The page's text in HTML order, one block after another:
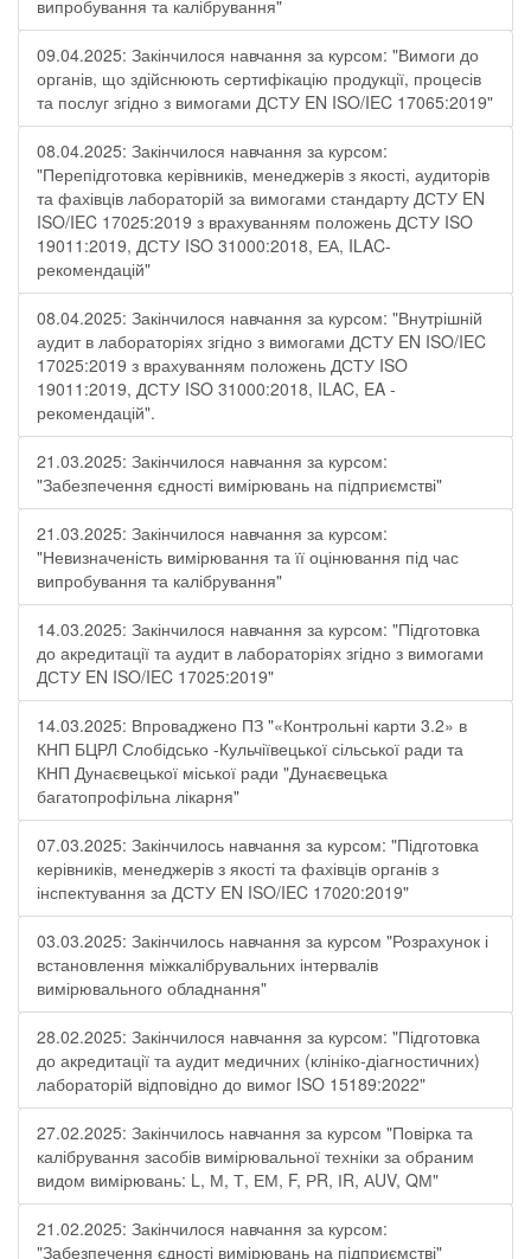
випробування та калібрування"
09.04.2025: Закінчилося навчання за курсом: "Вимоги до
органів, що здійснюють сертифікацію продукції, процесів
та послуг згідно з вимогами ДСТУ EN ISO/IEC 17065:2019"
08.04.2025: Закінчилося навчання за курсом:
"Перепідготовка керівників, менеджерів з якості, аудиторів
та фахівців лабораторій за вимогами стандарту ДСТУ EN
ISO/IEC 17025:2019 з врахуванням положень ДСТУ ISO
19011:2019, ДСТУ ISO 31000:2018, ЕА, ILAC-
рекомендацій"
08.04.2025: Закінчилося навчання за курсом: "Внутрішній
аудит в лабораторіях згідно з вимогами ДСТУ EN ISO/IEC
17025:2019 з врахуванням положень ДСТУ ISO
19011:2019, ДСТУ ISO 31000:2018, ILAC, EA -
рекомендацій".
21.03.2025: Закінчилося навчання за курсом:
"Забезпечення єдності вимірювань на підприємстві"
21.03.2025: Закінчилося навчання за курсом:
"Невизначеність вимірювання та її оцінювання під час
випробування та калібрування"
14.03.2025: Закінчилося навчання за курсом: "Підготовка
до акредитації та аудит в лабораторіях згідно з вимогами
ДСТУ EN ISO/IEC 17025:2019"
14.03.2025: Впроваджено ПЗ "«Контрольні карти 3.2» в
КНП БЦРЛ Слобідсько -Кульчіївецької сільської ради та
КНП Дунаєвецької міської ради "Дунаєвецька
багатопрофільна лікарня"
07.03.2025: Закінчилось навчання за курсом: "Підготовка
керівників, менеджерів з якості та фахівців органів з
інспектування за ДСТУ EN ISO/IEC 17020:2019"
03.03.2025: Закінчилось навчання за курсом "Розрахунок і
встановлення міжкалібрувальних інтервалів
вимірювального обладнання"
28.02.2025: Закінчилося навчання за курсом: "Підготовка
до акредитації та аудит медичних (клініко-діагностичних)
лабораторій відповідно до вимог ISO 15189:2022"
27.02.2025: Закінчилось навчання за курсом "Повірка та
калібрування засобів вимірювальної техніки за обраним
видом вимірювань: L, М, Т, ЕМ, F, РR, ІR, АUV, QМ"
21.02.2025: Закінчилося навчання за курсом:
"Забезпечення єдності вимірювань на підприємстві"